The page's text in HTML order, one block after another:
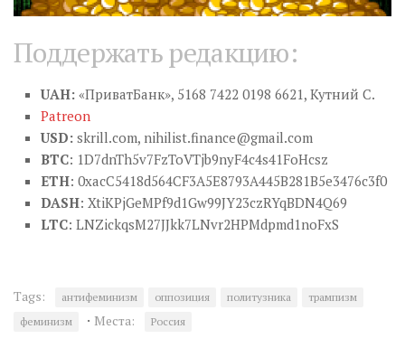
Поддержать редакцию:
UAH: «ПриватБанк», 5168 7422 0198 6621, Кутний С.
Patreon
USD: skrill.com, nihilist.finance@gmail.com
BTC: 1D7dnTh5v7FzToVTjb9nyF4c4s41FoHcsz
ETH: 0xacC5418d564CF3A5E8793A445B281B5e3476c3f0
DASH: XtiKPjGeMPf9d1Gw99JY23czRYqBDN4Q69
LTC: LNZickqsM27JJkk7LNvr2HPMdpmd1noFxS
Tags: антифеминизм оппозиция политузника
трампизм
феминизм
· Места: Россия